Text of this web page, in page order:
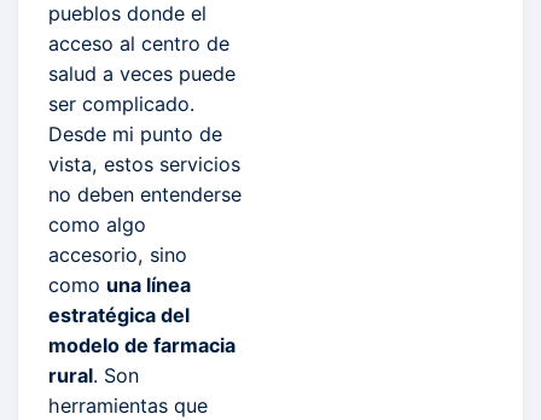
pueblos donde el
acceso al centro de
salud a veces puede
ser complicado.
Desde mi punto de
vista, estos servicios
no deben entenderse
como algo
accesorio, sino
como una línea
estratégica del
modelo de farmacia
rural. Son
herramientas que